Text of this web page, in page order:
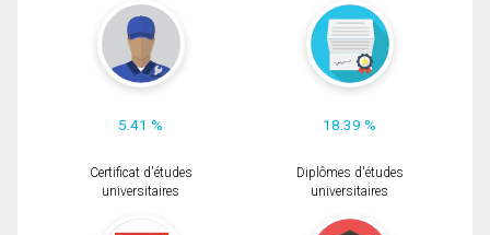
5.41 % 18.39 %
Certificat d'études
universitaires
Diplômes d'études
universitaires